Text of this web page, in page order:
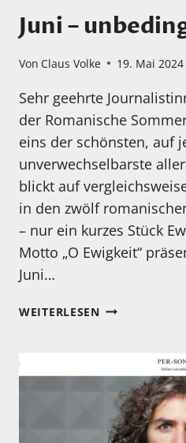
Juni –
Von Claus Volke 19. Mai 2024
Sehr geehrte
der Romanische
eins der schönsten, auf
unverwechselbarste
blickt auf
in den zwölf
– nur ein kurzes Stück
Motto „O Ewigkeit“
Juni…
WEITERLESEN
KÖLN
VOM
02-
07.